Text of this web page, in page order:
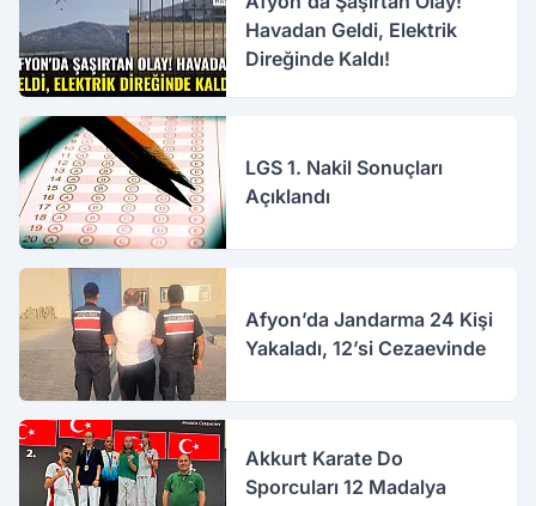
Havadan Geldi, Elektrik
Direğinde Kaldı!
LGS 1. Nakil Sonuçları
Açıklandı
Afyon’da Jandarma 24 Kişi
Yakaladı, 12’si Cezaevinde
Akkurt Karate Do
Sporcuları 12 Madalya